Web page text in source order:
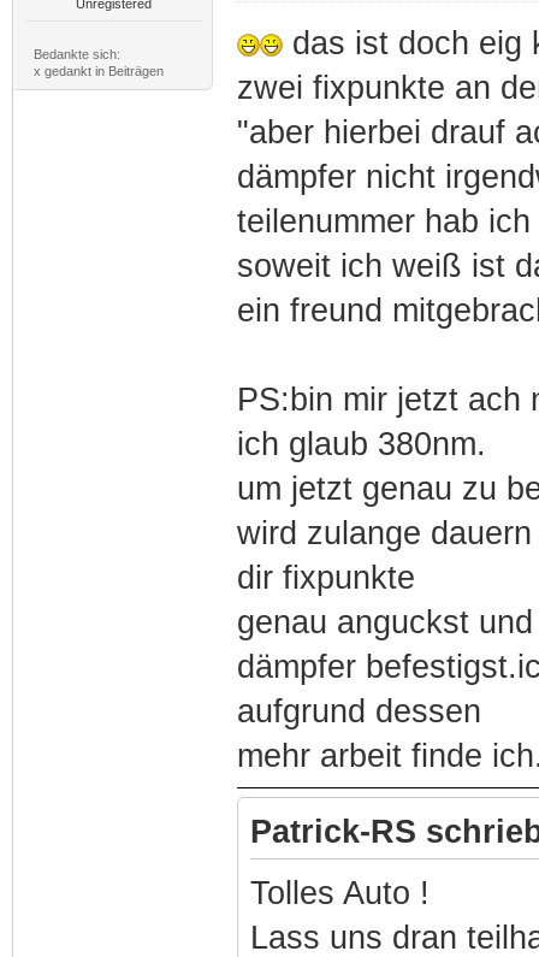
Unregistered
Bedankte sich:
x gedankt in Beiträgen
das ist doch eig
zwei fixpunkte an
"aber hierbei drauf
dämpfer nicht
teilenummer hab
soweit ich weiß ist
ein freund
PS:bin mir jetzt ach
ich glaub 380nm.
um jetzt genau zu
wird zulange
dir fixpunkte
genau anguckst
dämpfer
aufgrund dessen
mehr arbeit finde
Patrick-RS
Tolles Auto !
Lass uns dran